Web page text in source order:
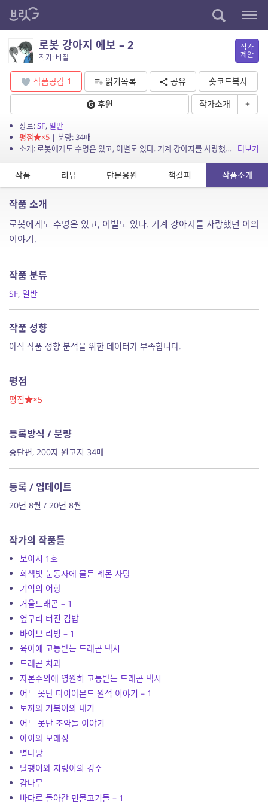
로봇 강아지 에보 – 2
작가: 바질
작가
제안
작품공감 1 읽기목록 공유
숏코드복사
후원
작가소개 +
장르:SF, 일반
평점
×5| 분량: 34매
소개: 로봇에게도 수명은 있고, 이별도 있다. 기계 강아지를 사랑했던 이의 이야기.
더보기
작품 리뷰 단문응원 책갈피 작품소개
작품 소개
로봇에게도 수명은 있고, 이별도 있다. 기계 강아지를 사랑했던 이의
이야기.
작품 분류
SF, 일반
작품 성향
아직 작품 성향 분석을 위한 데이터가 부족합니다.
평점
평점 ×5
등록방식 / 분량
중단편, 200자 원고지 34매
등록 / 업데이트
20년 8월 / 20년 8월
작가의 작품들
보이저 1호
회색빛 눈동자에 물든 레몬 사탕
기억의 어항
거울드래곤 – 1
옆구리 터진 김밥
바이브 리빙 – 1
육아에 고통받는 드래곤 택시
드래곤 치과
자본주의에 영원히 고통받는 드래곤 택시
어느 못난 다이아몬드 원석 이야기 – 1
토끼와 거북이의 내기
어느 못난 조약돌 이야기
아이와 모래성
별나방
달팽이와 지렁이의 경주
감나무
바다로 돌아간 민물고기들 – 1